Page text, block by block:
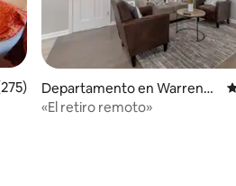
promedio: 4.99 de 5; 275
Departamento en Warrenvill
e
«El retiro remoto»